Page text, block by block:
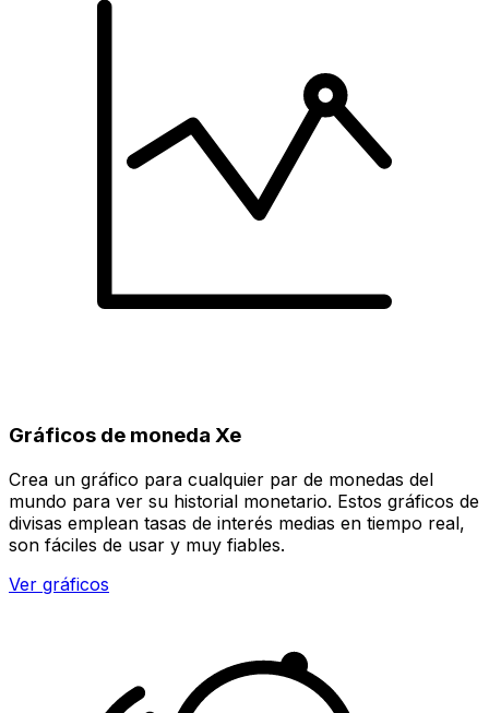
Gráficos de moneda Xe
Crea un gráfico para cualquier par de monedas del
mundo para ver su historial monetario. Estos gráficos de
divisas emplean tasas de interés medias en tiempo real,
son fáciles de usar y muy fiables.
Ver gráficos